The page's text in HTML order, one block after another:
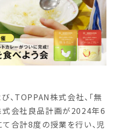
、TOPPAN株式会社、「無
式会社良品計画が2024年6
合計8度の授業を行い、児